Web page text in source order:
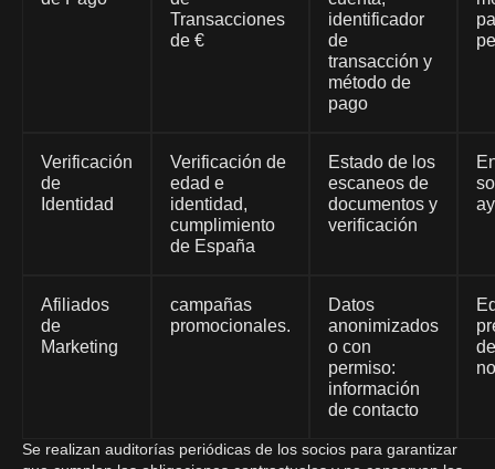
Transacciones
de €
identificador
de
transacción y
método de
pago
Verificación
de
Identidad
Verificación de
edad e
identidad,
cumplimiento
de España
Estado de los
escaneos de
documentos y
verificación
Afiliados
de
Marketing
campañas
promocionales.
Datos
anonimizados
o con
permiso:
información
de contacto
de
Se realizan auditorías periódicas de los socios para garantizar